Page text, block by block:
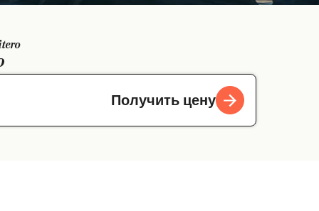
Получить цену